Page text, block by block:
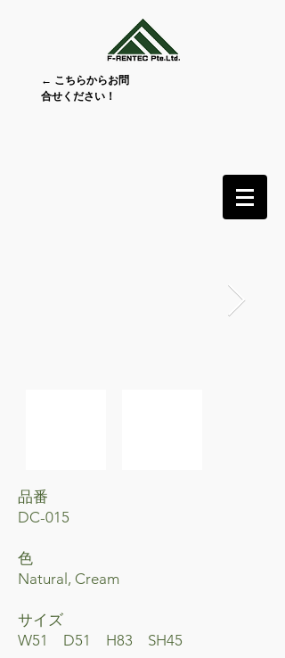
← こちらからお問
合せください！
品番
DC-015
​色
Natural, Cream
サイズ
W51 D51 H83 SH45